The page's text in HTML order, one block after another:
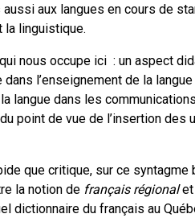
aux langues en cours de
la linguistique.
nous occupe ici : un aspect
l’enseignement de la
langue dans les
point de vue de l’insertion des
que critique, sur ce syntagme
la notion de français régionalet
dictionnaire du français au